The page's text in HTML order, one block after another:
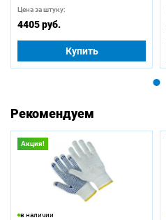
Цена за штуку:
4405 руб.
Купить
Рекомендуем
Акция!
в наличии